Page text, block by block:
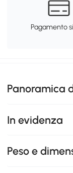
Pagamento
Panoramica
In evidenza
Peso e